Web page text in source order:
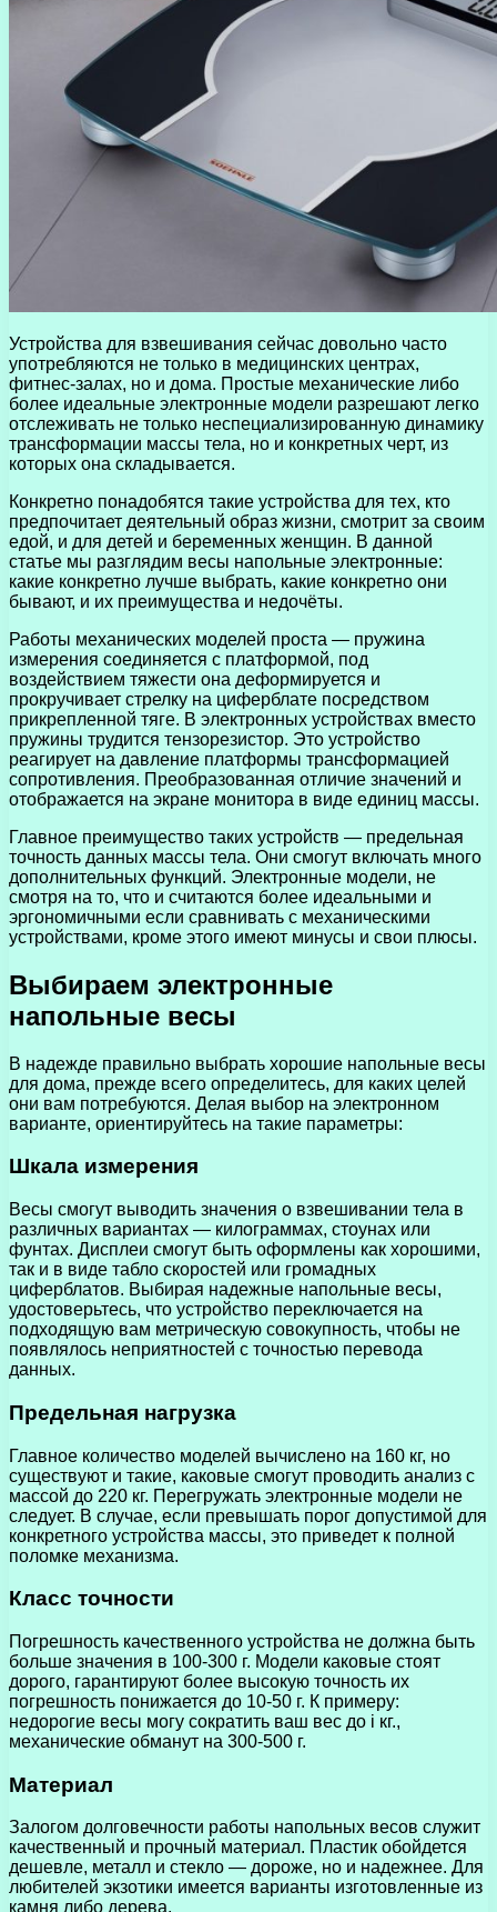
Устройства для взвешивания сейчас довольно часто
употребляются не только в медицинских центрах,
фитнес-залах, но и дома. Простые механические либо
более идеальные электронные модели разрешают легко
отслеживать не только неспециализированную динамику
трансформации массы тела, но и конкретных черт, из
которых она складывается.
Конкретно понадобятся такие устройства для тех, кто
предпочитает деятельный образ жизни, смотрит за своим
едой, и для детей и беременных женщин. В данной
статье мы разглядим весы напольные электронные:
какие конкретно лучше выбрать, какие конкретно они
бывают, и их преимущества и недочёты.
Работы механических моделей проста — пружина
измерения соединяется с платформой, под
воздействием тяжести она деформируется и
прокручивает стрелку на циферблате посредством
прикрепленной тяге. В электронных устройствах вместо
пружины трудится тензорезистор. Это устройство
реагирует на давление платформы трансформацией
сопротивления. Преобразованная отличие значений и
отображается на экране монитора в виде единиц массы.
Главное преимущество таких устройств — предельная
точность данных массы тела. Они смогут включать много
дополнительных функций. Электронные модели, не
смотря на то, что и считаются более идеальными и
эргономичными если сравнивать с механическими
устройствами, кроме этого имеют минусы и свои плюсы.
Выбираем электронные
напольные весы
В надежде правильно выбрать хорошие напольные весы
для дома, прежде всего определитесь, для каких целей
они вам потребуются. Делая выбор на электронном
варианте, ориентируйтесь на такие параметры:
Шкала измерения
Весы смогут выводить значения о взвешивании тела в
различных вариантах — килограммах, стоунах или
фунтах. Дисплеи смогут быть оформлены как хорошими,
так и в виде табло скоростей или громадных
циферблатов. Выбирая надежные напольные весы,
удостоверьтесь, что устройство переключается на
подходящую вам метрическую совокупность, чтобы не
появлялось неприятностей с точностью перевода
данных.
Предельная нагрузка
Главное количество моделей вычислено на 160 кг, но
существуют и такие, каковые смогут проводить анализ с
массой до 220 кг. Перегружать электронные модели не
следует. В случае, если превышать порог допустимой для
конкретного устройства массы, это приведет к полной
поломке механизма.
Класс точности
Погрешность качественного устройства не должна быть
больше значения в 100-300 г. Модели каковые стоят
дорого, гарантируют более высокую точность их
погрешность понижается до 10-50 г. К примеру:
недорогие весы могу сократить ваш вес до i кг.,
механические обманут на 300-500 г.
Материал
Залогом долговечности работы напольных весов служит
качественный и прочный материал. Пластик обойдется
дешевле, металл и стекло — дороже, но и надежнее. Для
любителей экзотики имеется варианты изготовленные из
камня либо дерева.